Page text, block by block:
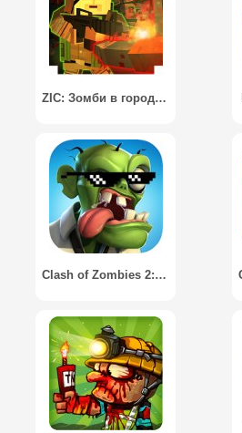
ZIC: Зомби в городе / ZIC: Zombies in City
Clash of Zombies 2: Зомби апокалипсис